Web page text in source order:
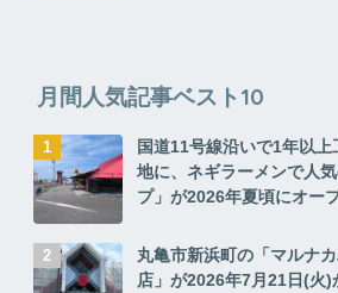
月間人気記事ベスト10
国道11号線沿いで1年以
地に、ネギラーメンで人
プ」が2026年夏頃にオー
丸亀市新浜町の「マルナ
店」が2026年7月21日(火)